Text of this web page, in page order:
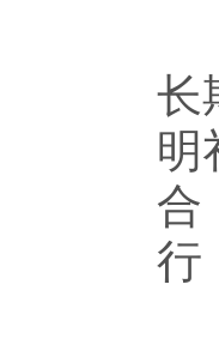
长
明
合
行